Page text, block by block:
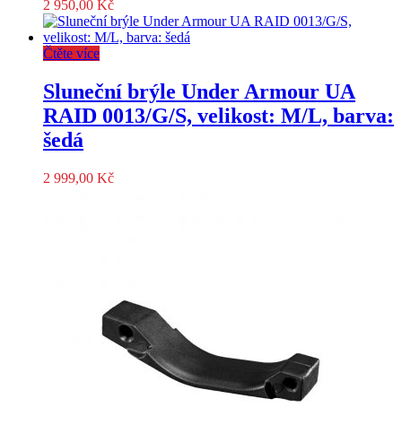
2 950,00 Kč
Čtěte více
Sluneční brýle Under Armour UA
RAID 0013/G/S, velikost: M/L, barva:
šedá
2 999,00 Kč